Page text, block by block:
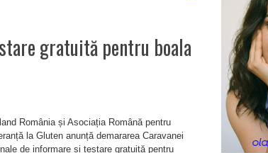
gratuită pentru boala
România și Asociația Română pentru
la Gluten anunță demararea Caravanei
de informare și testare gratuită pentru